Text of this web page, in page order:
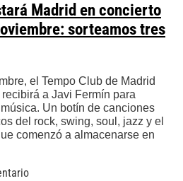
Madrid en concierto
sorteamos tres
el Tempo Club de Madrid
a Javi Fermín para
Un botín de canciones
del rock, swing, soul, jazz y el
comenzó a almacenarse en